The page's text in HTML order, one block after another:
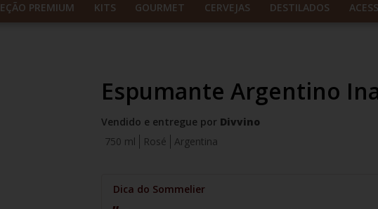
PREMIUM KITS GOURMET CERVEJAS DESTILADOS
Espumante Argentino
Vendido e entregue por Divvino
Rosé
Argentina
750 ml